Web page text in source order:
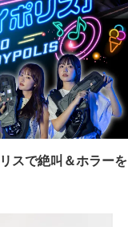
スで絶叫＆ホラーを